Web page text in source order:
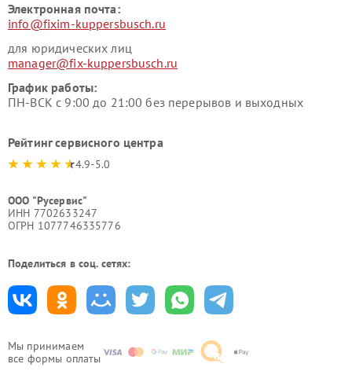
Мы принимаем
все формы оплаты
Электронная почта:
info@fixim-kuppersbusch.ru
для юридических лиц
manager@fix-kuppersbusch.ru
График работы:
ПН-ВСК с 9:00 до 21:00 без перерывов и выходных
Рейтинг сервисного центра
4.9-5.0
ООО "Русервис"
ИНН 7702633247
ОГРН 1077746335776
Поделиться в соц. сетях: